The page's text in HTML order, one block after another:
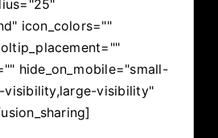
icon_colors=""
hide_on_mobile="small-
visibility,large-visibility"